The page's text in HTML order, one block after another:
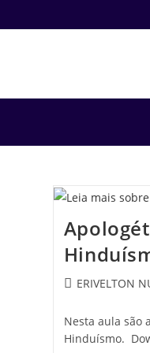
ERIVELTON
Nesta aula são
Hinduísmo.